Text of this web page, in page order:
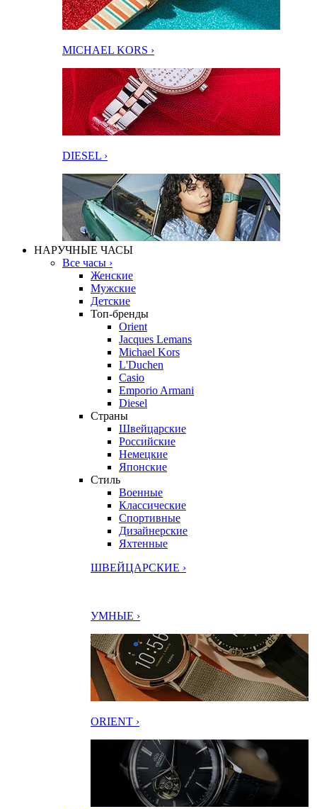
MICHAEL KORS ›
DIESEL ›
НАРУЧНЫЕ ЧАСЫ
Все часы ›
Женские
Мужские
Детские
Топ-бренды
Orient
Jacques Lemans
Michael Kors
L'Duchen
Casio
Emporio Armani
Diesel
Страны
Швейцарские
Российские
Немецкие
Японские
Стиль
Военные
Классические
Спортивные
Дизайнерские
Яхтенные
ШВЕЙЦАРСКИЕ ›
УМНЫЕ ›
ORIENT ›